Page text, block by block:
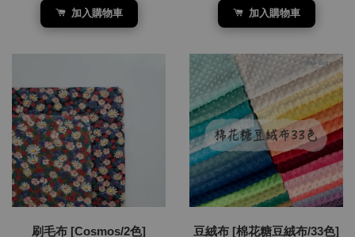
加入購物車 加入購物車
刷毛布 [Cosmos/2色] 豆絨布 [棉花糖豆絨布/33色]